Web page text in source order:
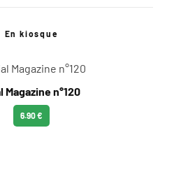
En kiosque
Magazine n°120
6.90 €